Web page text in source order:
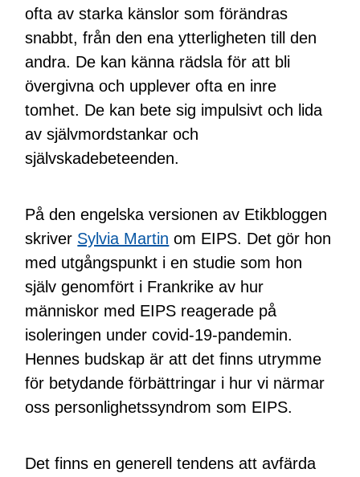
ofta av starka känslor som förändras
snabbt, från den ena ytterligheten till den
andra. De kan känna rädsla för att bli
övergivna och upplever ofta en inre
tomhet. De kan bete sig impulsivt och lida
av självmordstankar och
självskadebeteenden.
På den engelska versionen av Etikbloggen
skriver Sylvia Martin om EIPS. Det gör hon
med utgångspunkt i en studie som hon
själv genomfört i Frankrike av hur
människor med EIPS reagerade på
isoleringen under covid-19-pandemin.
Hennes budskap är att det finns utrymme
för betydande förbättringar i hur vi närmar
oss personlighetssyndrom som EIPS.
Det finns en generell tendens att avfärda